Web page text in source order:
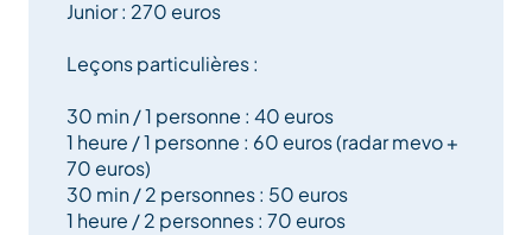
Des stages en petit groupe (maximum 6 personnes)
sont organisés tout au long de la semaine, dans une
ambiance conviviale et pédagogique.
Le matériel, les balles et l’accès au parcours sont
inclus pendant les stages.
Junior : 270 euros
Leçons particulières :
30 min / 1 personne : 40 euros
1 heure / 1 personne : 60 euros (radar mevo +
70 euros)
30 min / 2 personnes : 50 euros
1 heure / 2 personnes : 70 euros